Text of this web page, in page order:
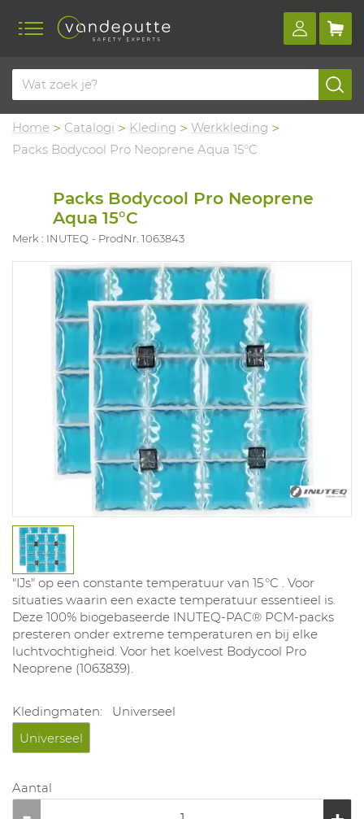
Home Catalogi Kleding
Werkkleding
Packs Bodycool Pro Neoprene Aqua 15°C
Packs Bodycool Pro Neoprene
Aqua 15°C
Merk : INUTEQ ProdNr. 1063843
"IJs" op een constante temperatuur van 15 °C . Voor
situaties waarin een exacte temperatuur essentieel is.
Deze 100% biogebaseerde INUTEQ‑PAC® PCM‑packs
presteren onder extreme temperaturen en bij elke
luchtvochtigheid. Voor het koelvest Bodycool Pro
Neoprene (1063839).
Kledingmaten:
Universeel
Universeel
Aantal